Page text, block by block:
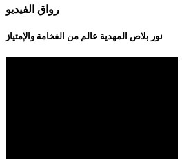
رواق الفيديو
نور بلاص المهدية عالم من الفخامة والإمتياز